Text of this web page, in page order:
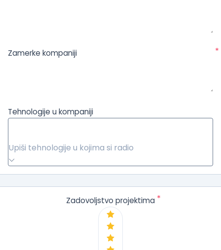
Zamerke kompaniji *
Tehnologije u kompaniji
Upiši tehnologije u kojima si radio
Zadovoljstvo projektima *